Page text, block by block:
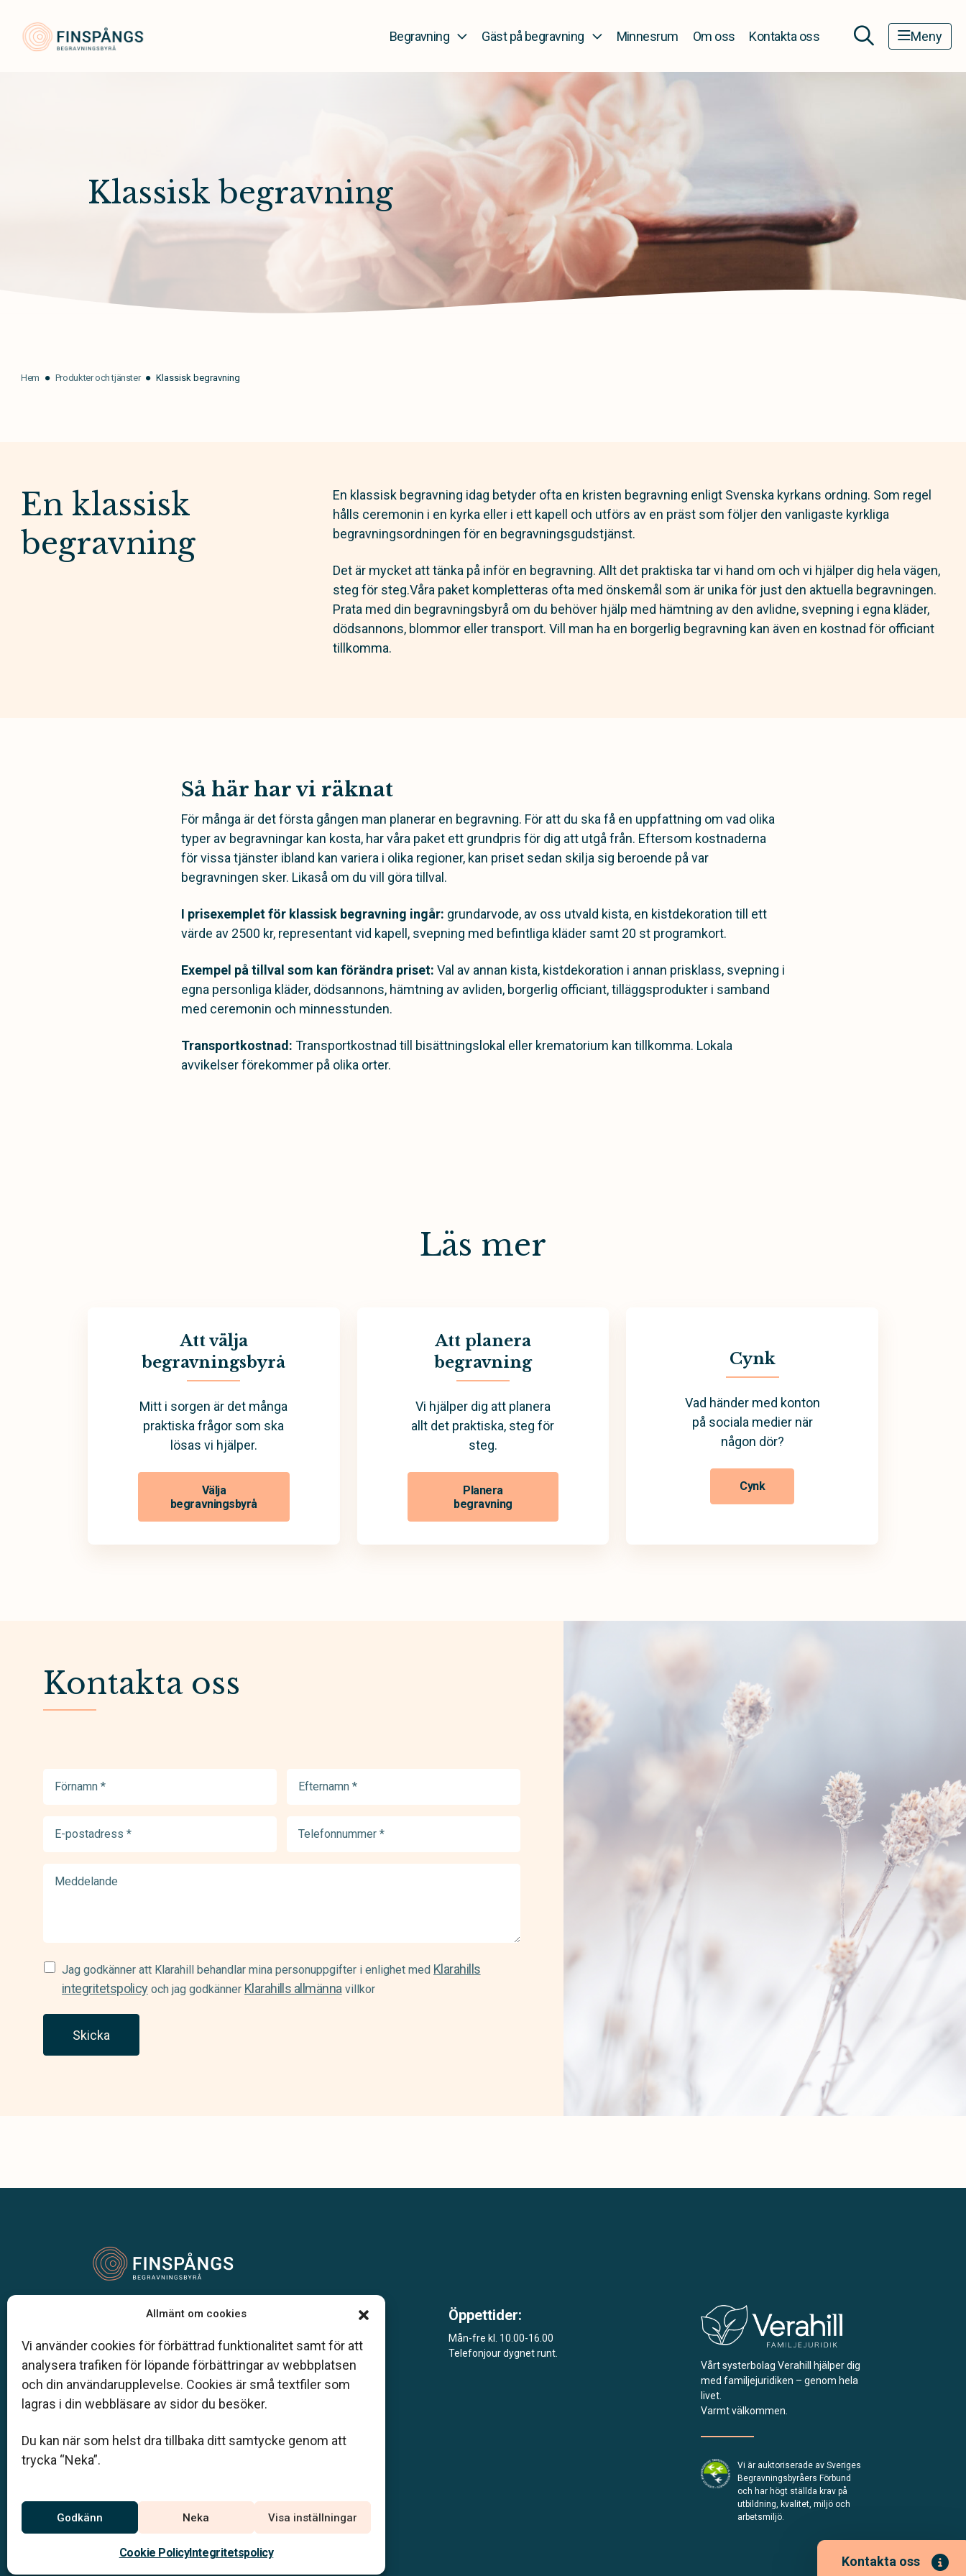
Allmänt om cookies
Vi använder cookies för förbättrad funktionalitet samt för att
analysera trafiken för löpande förbättringar av webbplatsen
och din användarupplevelse. Cookies är små textfiler som
lagras i din webbläsare av sidor du besöker.
Du kan när som helst dra tillbaka ditt samtycke genom att
trycka “Neka”.
Godkänn Neka Visa inställningar
Cookie PolicyIntegritetspolicy
Begravning Gäst på begravning Minnesrum Om oss Kontakta oss Meny
Klassisk begravning
Hem Produkter och tjänster Klassisk begravning
En klassisk
begravning
En klassisk begravning idag betyder ofta en kristen begravning enligt Svenska kyrkans ordning. Som regel
hålls ceremonin i en kyrka eller i ett kapell och utförs av en präst som följer den vanligaste kyrkliga
begravningsordningen för en begravningsgudstjänst.
Det är mycket att tänka på inför en begravning. Allt det praktiska tar vi hand om och vi hjälper dig hela vägen,
steg för steg.Våra paket kompletteras ofta med önskemål som är unika för just den aktuella begravningen.
Prata med din begravningsbyrå om du behöver hjälp med hämtning av den avlidne, svepning i egna kläder,
dödsannons, blommor eller transport. Vill man ha en borgerlig begravning kan även en kostnad för officiant
tillkomma.
Så här har vi räknat
För många är det första gången man planerar en begravning. För att du ska få en uppfattning om vad olika
typer av begravningar kan kosta, har våra paket ett grundpris för dig att utgå från. Eftersom kostnaderna
för vissa tjänster ibland kan variera i olika regioner, kan priset sedan skilja sig beroende på var
begravningen sker. Likaså om du vill göra tillval.
I prisexemplet för klassisk begravning ingår: grundarvode, av oss utvald kista, en kistdekoration till ett
värde av 2500 kr, representant vid kapell, svepning med befintliga kläder samt 20 st programkort.
Exempel på tillval som kan förändra priset: Val av annan kista, kistdekoration i annan prisklass, svepning i
egna personliga kläder, dödsannons, hämtning av avliden, borgerlig officiant, tilläggsprodukter i samband
med ceremonin och minnesstunden.
Transportkostnad: Transportkostnad till bisättningslokal eller krematorium kan tillkomma. Lokala
avvikelser förekommer på olika orter.
Läs mer
Att välja
begravningsbyrå
Mitt i sorgen är det många
praktiska frågor som ska
lösas vi hjälper.
Välja
begravningsbyrå
Att planera
begravning
Vi hjälper dig att planera
allt det praktiska, steg för
steg.
Planera
begravning
Cynk
Vad händer med konton
på sociala medier när
någon dör?
Cynk
Kontakta oss
postadress
Samtycke
(Required)
Jag godkänner att Klarahill behandlar mina personuppgifter i enlighet med Klarahills
integritetspolicyoch jag godkänner Klarahills allmännavillkor
Skicka
Kontakta oss
Vår begravningsbyrå är en del av Klarahill.
auktoriserade inom Sveriges begravningsbyråers
förbund (SBF). Det personliga är centralt för oss, både
när det gäller bemötande och när vi utformar
skräddarsydda personliga begravningar.
info@finspangsbegravningsbyra.se
Jourtelefon
Du når oss dygnet runt på0122 – 100 94
Öppettider:
Mån-fre kl. 10.00-16.00
Telefonjour dygnet runt.
Vårt systerbolag Verahill hjälper dig
med familjejuridiken – genom hela
livet.
Varmt välkommen.
Vi är auktoriserade av Sveriges
Begravningsbyråers Förbund
och har högt ställda krav på
utbildning, kvalitet, miljö och
arbetsmiljö.